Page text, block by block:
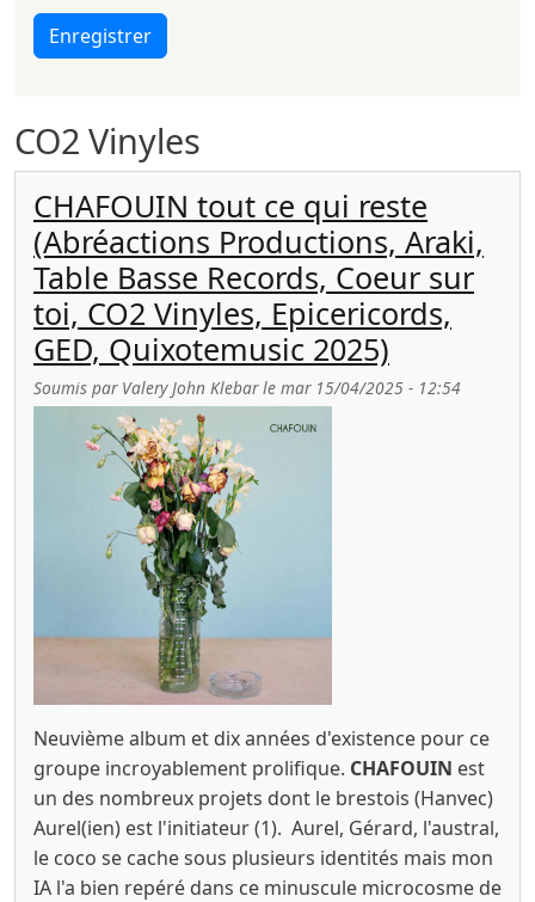
CO2 Vinyles
CHAFOUIN tout ce qui reste
(Abréactions Productions, Araki,
Table Basse Records, Coeur sur
toi, CO2 Vinyles, Epicericords,
GED, Quixotemusic 2025)
Soumis par Valery John Klebarle mar 15/04/2025 - 12:54
Neuvième album et dix années d'existence pour ce
groupe incroyablement prolifique. CHAFOUIN est
un des nombreux projets dont le brestois (Hanvec)
Aurel(ien) est l'initiateur (1). Aurel, Gérard, l'austral,
le coco se cache sous plusieurs identités mais mon
IA l'a bien repéré dans ce minuscule microcosme de
Enregistrer